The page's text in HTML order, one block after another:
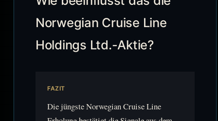
Norwegian Cruise Line
Holdings Ltd.-Aktie?
FAZIT
Die jüngste Norwegian Cruise Line